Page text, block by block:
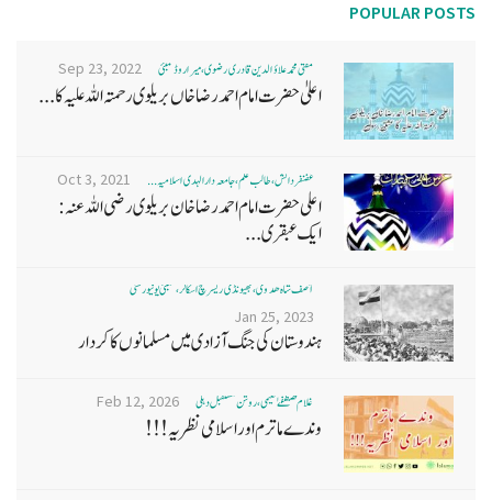
POPULAR POSTS
مفتی محمد علاؤ الدین قادری رضوی ، میرا روڈ ممبئی Sep 23, 2022
اعلیٰ حضرت امام احمد رضا خاں بر یلو ی رحمتہ اللہ علیہ کا...
غضنفر دانش، طالب علم، جامعہ دارالہدی اسلامیہ ... Oct 3, 2021
اعلی حضرت امام احمد رضا خان بریلوی رضی اللہ عنہ:
ایک عبقری...
آصف شاہ ھدوی، بھیونڈی ریسرچ اسکالر، ممبئی یونیورسٹی
Jan 25, 2023
ہندوستان کی جنگ آزادی میں مسلمانوں کا کردار
غلام مصطفےٰ نعیمی، روشن مستقبل دہلی Feb 12, 2026
وندے ماترم اور اسلامی نظریہ!!!